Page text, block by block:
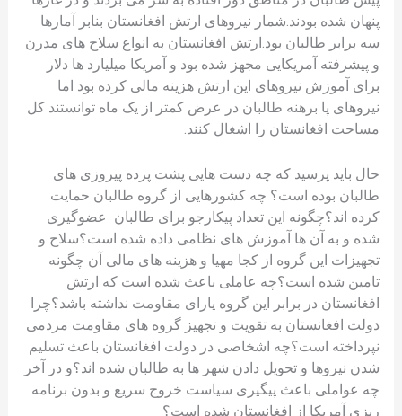
پنهان شده بودند.شمار نیروهای ارتش افغانستان بنابر آمارها
سه برابر طالبان بود.ارتش افغانستان به انواع سلاح های مدرن
و پیشرفته آمریکایی مجهز شده بود و آمریکا میلیارد ها دلار
برای آموزش نیروهای این ارتش هزینه مالی کرده بود اما
نیروهای پا برهنه طالبان در عرض کمتر از یک ماه توانستند کل
مساحت افغانستان را اشغال کنند.
حال باید پرسید که چه دست هایی پشت پرده پیروزی های
طالبان بوده است؟ چه کشورهایی از گروه طالبان حمایت
کرده اند؟چگونه این تعداد پیکارجو برای طالبان عضوگیری
شده و به آن ها آموزش های نظامی داده شده است؟سلاح و
تجهیزات این گروه از کجا مهیا و هزینه های مالی آن چگونه
تامین شده است؟چه عاملی باعث شده است که ارتش
افغانستان در برابر این گروه یارای مقاومت نداشته باشد؟چرا
دولت افغانستان به تقویت و تجهیز گروه های مقاومت مردمی
نپرداخته است؟چه اشخاصی در دولت افغانستان باعث تسلیم
شدن نیروها و تحویل دادن شهر ها به طالبان شده اند؟و در آخر‌
چه عواملی باعث پیگیری سیاست خروج سریع و بدون برنامه
ریزی آمریکا از افغانستان شده است؟